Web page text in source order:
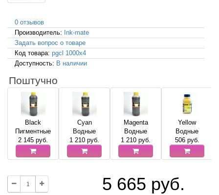
0 отзывов
Производитель: Ink-mate
Задать вопрос о товаре
Код товара: pgcl 1000x4
Доступность: В наличии
Поштучно
Black
Пигментные
2 145 руб.
Cyan
Водные
1 210 руб.
Magenta
Водные
1 210 руб.
Yellow
Водные
506руб.
5 665 руб.